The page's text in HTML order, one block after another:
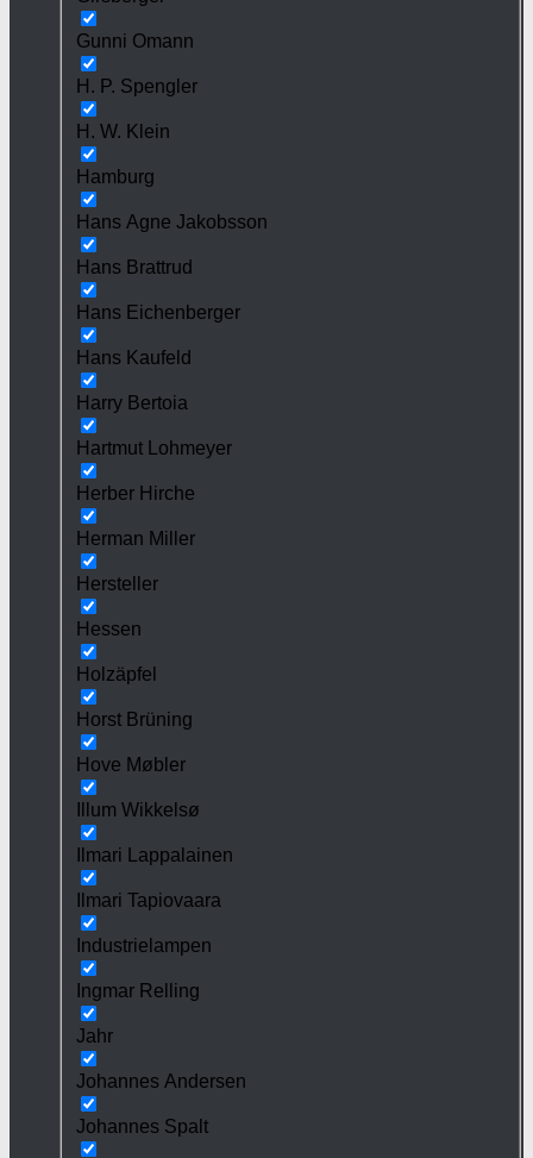
Gunni Omann
H. P. Spengler
H. W. Klein
Hamburg
Hans Agne Jakobsson
Hans Brattrud
Hans Eichenberger
Hans Kaufeld
Harry Bertoia
Hartmut Lohmeyer
Herber Hirche
Herman Miller
Hersteller
Hessen
Holzäpfel
Horst Brüning
Hove Møbler
Illum Wikkelsø
Ilmari Lappalainen
Ilmari Tapiovaara
Industrielampen
Ingmar Relling
Jahr
Johannes Andersen
Johannes Spalt